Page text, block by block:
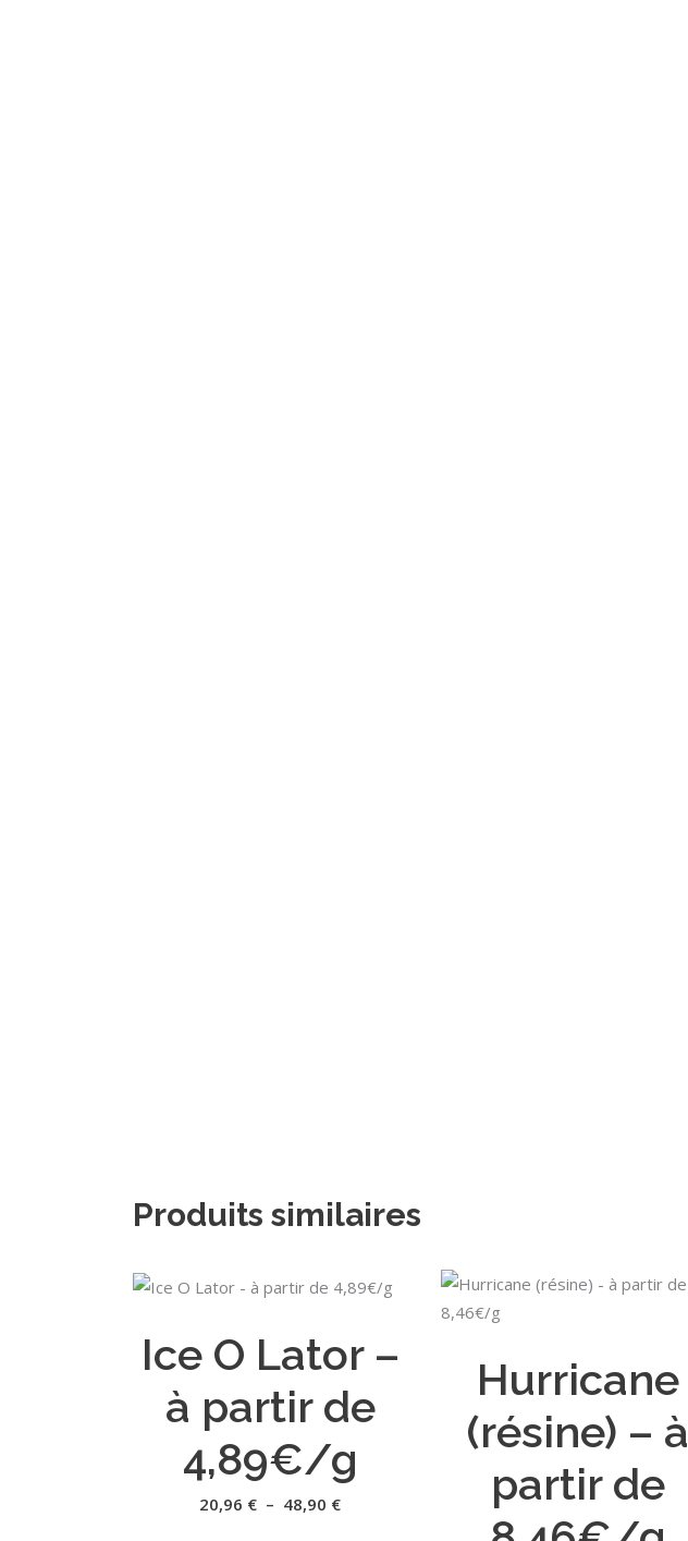
Produits similaires
Ce
a
Ice O Lator –
à partir de
4,89€/g
20,96 € – 48,90 €Plage
Hurricane
(résine) – à
partir de